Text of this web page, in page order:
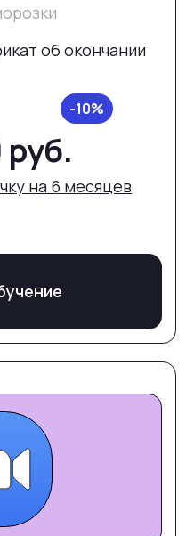
об окончании
на 6 месяцев